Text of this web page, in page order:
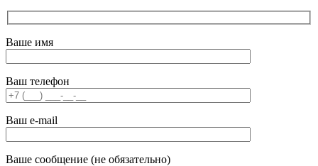
Ваше имя
Ваш телефон
Ваш e-mail
Ваше сообщение (не обязательно)